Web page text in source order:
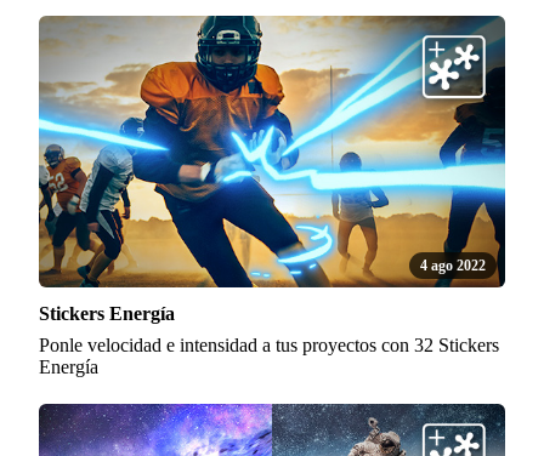
4 ago 2022
Stickers Energía
Ponle velocidad e intensidad a tus proyectos con 32 Stickers
Energía